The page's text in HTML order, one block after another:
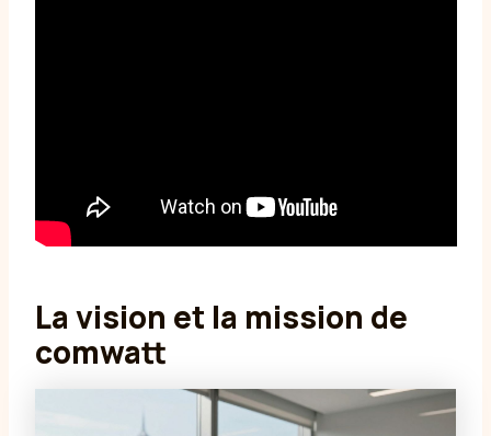
La vision et la mission de
comwatt